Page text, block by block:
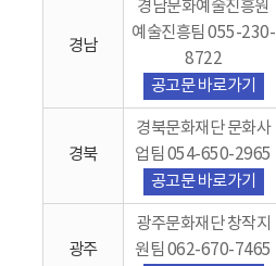
경남
경남문화예술진흥원
예술진흥팀 055-230-
8722
공고문 바로가기
경북
경북문화재단 문화사
업팀 054-650-2965
공고문 바로가기
광주
광주문화재단 창작지
원팀 062-670-7465